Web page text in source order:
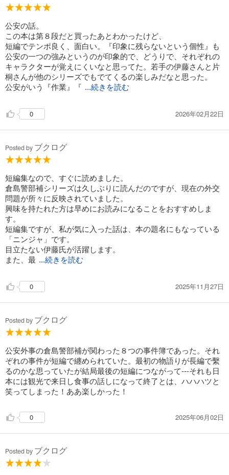
公安の話。
この本は第８段だと買ったあとわかったけど、
短編でテンポ良く、面白い。『印象に残らないという個性』も
公安の一つの強みというのが印象的で、どうりで、それぞれの
キャラクターが覚えにくいなと思ってた。若手の伊藤さんと片
桐さんが他のシリーズでもでてくるの楽しみだなと思った。
公安がいう『作業』『 ...続きを読む
0 2026年02月22日
Posted by ブクログ
短編集なので、すぐに読めました。
倉島警部補シリーズは久しぶりに読んだのですが、現在の外交
問題が所々に反映されていました。
興味を持たれた方は早めにお読みになることをおすすめしま
す。
短編集ですが、私が気に入った話は、本の題名にもなっている
「ニンジャ」です。
目立たない伊藤氏が活躍します。
また、最 ...続きを読む
0 2025年11月27日
Posted by ブクログ
公安外事の倉島警部補が関わった８つの事件簿であった。それ
ぞれの事件が短編で纏められていた。最初の物語りが長編で繫
るのかな思っていたが結局最後の短編につながって---それも日
本には観光で来日し食事の話しになって終了とは、ハハハツと
笑ってしまった！ああ楽しかった！
0 2025年06月02日
Posted by ブクログ